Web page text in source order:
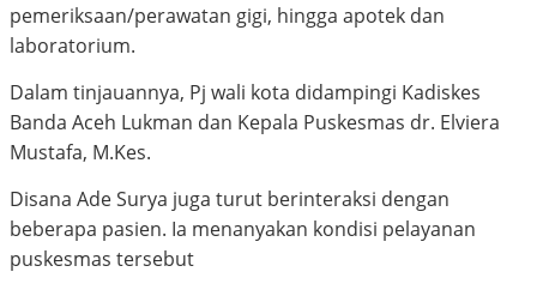
pemeriksaan/perawatan gigi, hingga apotek dan
laboratorium.
Dalam tinjauannya, Pj wali kota didampingi Kadiskes
Banda Aceh Lukman dan Kepala Puskesmas dr. Elviera
Mustafa, M.Kes.
Disana Ade Surya juga turut berinteraksi dengan
beberapa pasien. Ia menanyakan kondisi pelayanan
puskesmas tersebut